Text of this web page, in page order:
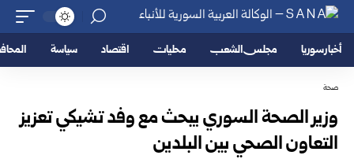
أخبار سوريا مجلس الشعب محليات اقتصاد سياسة
صحة
وزير الصحة السوري يبحث مع وفد تشيكي تعزيز
التعاون الصحي بين البلدين